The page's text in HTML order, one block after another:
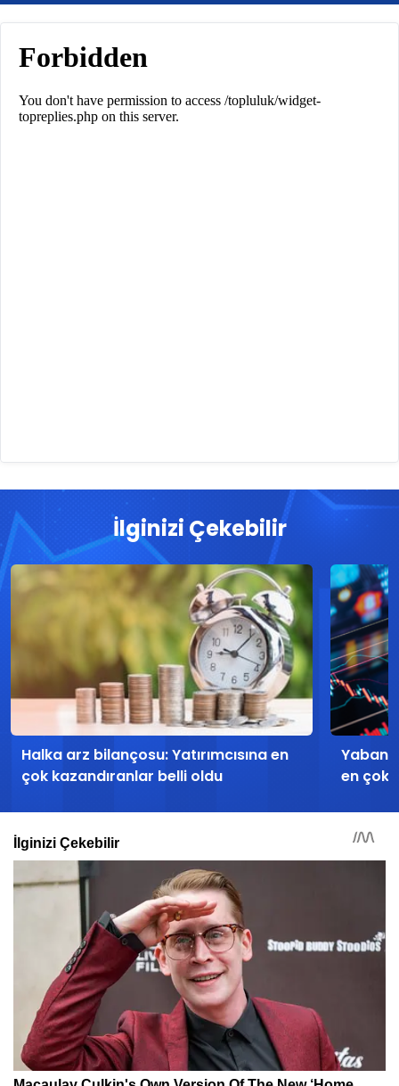
İlginizi Çekebilir
Halka arz bilançosu: Yatırımcısına en
çok kazandıranlar belli oldu
en çok